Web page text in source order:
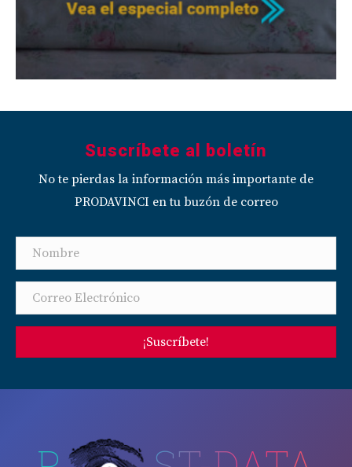
Suscríbete al boletín
No te pierdas la información más importante de
PRODAVINCI en tu buzón de correo
¡Suscríbete!